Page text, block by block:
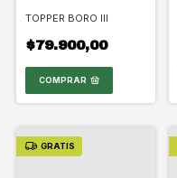
TOPPER BORO III
$79.900,00
COMPRAR
GRATIS